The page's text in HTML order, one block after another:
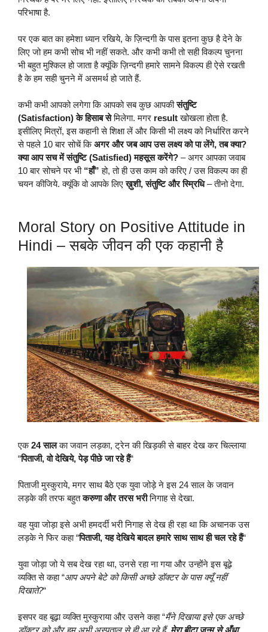
परिभाषा है.
पर एक बात का हमेशा ध्यान रखिये, के ज़िन्दगी के पास इतना कुछ है देने के
लिए जो हम कभी सोच भी नहीं सकते. और कभी कभी तो सही विकल्प चुनना
भी बहुत मुश्किल हो जाता है क्यूंकि ज़िन्दगी हमारे सामने विकल्प ही ऐसे रखती
है के हम सही चुनने में असमर्थ हो जाते हैं.
कभी कभी आपको लगेगा कि आपको सब कुछ आपकीसंतुष्टि
(Satisfaction) के हिसाब सेमिलेगा. मगर resultखोखला होता है.
इसीलिए मित्रों, इस कहानी से शिक्षा लें और किसी भी लक्ष्य को निर्धारित करने
से पहले 10 बार सोचें किअगर और जब आप उस लक्ष्य को पा लेंगे, तब क्या?
क्या आप सच में संतुष्टि (Satisfied) महसूस करेंगे? – अगर आपका जवाब
10 बार सोचने पर भी “हाँ” हो, तो ही उस काम को करिए / उस विकल्प का ही
चयन कीजिये. क्यूंकि वो आपके लिएख़ुशी, संतुष्टि और स्म्रिधि– तीनो देगा.
Moral Story on Positive Attitude in
Hindi – सबके जीवन की एक कहानी है
एक24 सालका जवान लड़का, ट्रेन की खिड़की से बाहर देख कर चिल्लाया
“पिताजी, वो देखिये, पेड़ पीछे जा रहे हैं“
पिताजी मुस्कुराये, मगर साथ बैठे एक युवा जोड़े ने इस 24 साल के जवान
लड़के की तरफ बहुतकरुणा और तरस भरीनिगाह से देखा.
वह युवा जोड़ा इसे अभी हमदर्दी भरी निगाह से देख ही रहा था कि अचानक उस
लड़के ने फिर कहा “पिताजी, यह देखिये बादल हमारे साथ साथ ही चल रहे हैं“
युवा जोड़ा जो ये सब देख रहा था, उनसे रहा ना गया और उन्होंने इस बूढ़े
व्यक्ति से कहा “आप अपने बेटे को किसी अच्छे डॉक्टर के पास क्यूँ नहीं
दिखाते?“
इसपरवह बूढ़ा व्यक्ति मुस्कुराया और उसने कहा “मैंने दिखाया इसे एक अच्छे
डॉक्टर को और हम अभी अस्पताल से ही आ रहे हैं. मेरा बीटा जन्म से अँधा